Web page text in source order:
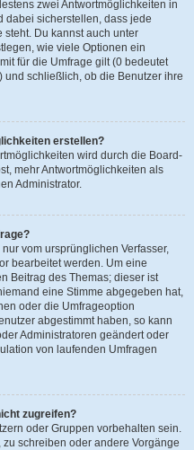
zwei Antwortmöglichkeiten in
dabei sicherstellen, dass jede
Du kannst auch unter
wie viele Optionen ein
für die Umfrage gilt (0 bedeutet
schließlich, ob die Benutzer ihre
erstellen?
wird durch die Board-
mehr Antwortmöglichkeiten als
Administrator.
vom ursprünglichen Verfasser,
bearbeitet werden. Um eine
Beitrag des Themas; dieser ist
eine Stimme abgegeben hat,
oder die Umfrageoption
abgestimmt haben, so kann
Administratoren geändert oder
von laufenden Umfragen
zugreifen?
oder Gruppen vorbehalten sein.
schreiben oder andere Vorgänge